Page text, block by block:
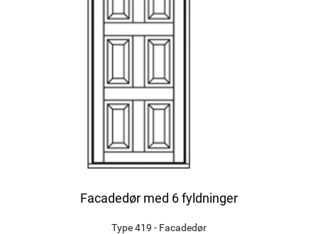
Facadedør med 6 fyldninger
Type 419 - Facadedør